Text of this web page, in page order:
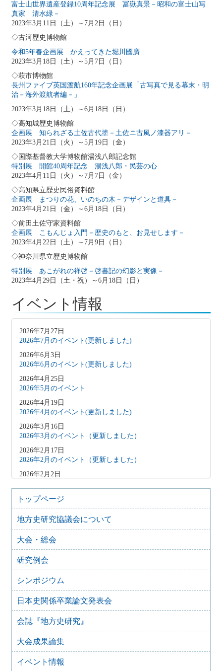
富士山世界遺産登録10周年記念展 冨嶽真景－昭和の富士山写
真家 清水緑－
2023年3月11日（土）～7月2日（日）
◇古河歴史博物館
令和5年春企画展 かえってきた堀川國廣
2023年3月18日（土）～5月7日（日）
◇萩市博物館
長州ファイブ英国渡航160年記念企画展「古写真で見る幕末・明
治－海外渡航者編 － 」
2023年3月18日（土）～6月18日（日）
◇高知城歴史博物館
企画展 知られざる土佐古代塗－土佐ニ古風ノ漆器アリ－
2023年3月21日（火）～5月19日（金）
◇国際基督教大学博物館湯浅八郎記念館
特別展 開館40周年記念 湯浅八郎・民芸の心
2023年4月11日（火）～7月7日（金）
◇高知県立歴史民俗資料館
企画展 まつりの花、いのちの木－デザインと道具－
2023年4月21日（金）～6月18日（日）
◇前田土佐守家資料館
企画展 こもんじょ入門－歴史のもと、お見せします－
2023年4月22日（土）～7月9日（日）
◇神奈川県立歴史博物館
特別展 あこがれの祥啓－啓書記の幻影と実像－
2023年4月29日（土・祝）～6月18日（日）
イベント情報
2026年7月27日
2026年7月のイベント(更新しました)
2026年6月3日
2026年6月のイベント(更新しました)
2026年4月25日
2026年5月のイベント
2026年4月19日
2026年4月のイベント(更新しました)
2026年3月16日
2026年3月のイベント（更新しました）
2026年2月17日
2026年2月のイベント（更新しました）
2026年2月2日
2026年1月9日
2026年1月のイベント(更新しました)
2025年12月10日
2025年12月のイベント
2025年10月31日
2025年11月のイベント（更新しました）
2025年9月20日
2025年10月のイベント(更新しました)
2025年8月のイベント
2025年7月27日
2025年7月のイベント(更新しました)
2025年6月2日
2025年6月のイベント
2025年4月26日
トップページ
地方史研究協議会について
大会・総会
研究例会
シンポジウム
日本史関係卒業論文発表会
会誌『地方史研究』
大会成果論集
イベント情報